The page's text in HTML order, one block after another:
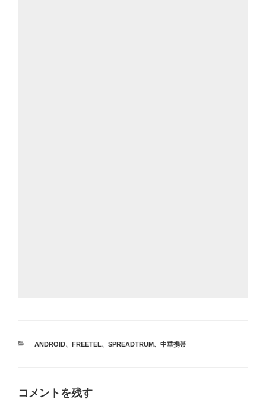
カ
ANDROID、 FREETEL、 SPREADTRUM 、 中華携帯
コメントを残す